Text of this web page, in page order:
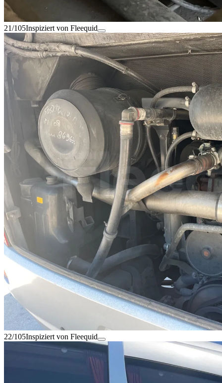
21/105Inspiziert von Fleequid
22/105Inspiziert von Fleequid